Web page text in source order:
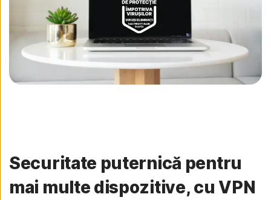
Securitate puternică pentru
mai multe dispozitive, cu VPN